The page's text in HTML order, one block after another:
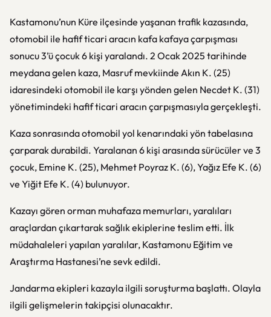
Kastamonu’nun Küre ilçesinde yaşanan trafik kazasında,
otomobil ile hafif ticari aracın kafa kafaya çarpışması
sonucu 3’ü çocuk 6 kişi yaralandı. 2 Ocak 2025 tarihinde
meydana gelen kaza, Masruf mevkiinde Akın K. (25)
idaresindeki otomobil ile karşı yönden gelen Necdet K. (31)
yönetimindeki hafif ticari aracın çarpışmasıyla gerçekleşti.
Kaza sonrasında otomobil yol kenarındaki yön tabelasına
çarparak durabildi. Yaralanan 6 kişi arasında sürücüler ve 3
çocuk, Emine K. (25), Mehmet Poyraz K. (6), Yağız Efe K. (6)
ve Yiğit Efe K. (4) bulunuyor.
Kazayı gören orman muhafaza memurları, yaralıları
araçlardan çıkartarak sağlık ekiplerine teslim etti. İlk
müdahaleleri yapılan yaralılar, Kastamonu Eğitim ve
Araştırma Hastanesi’ne sevk edildi.
Jandarma ekipleri kazayla ilgili soruşturma başlattı. Olayla
ilgili gelişmelerin takipçisi olunacaktır.